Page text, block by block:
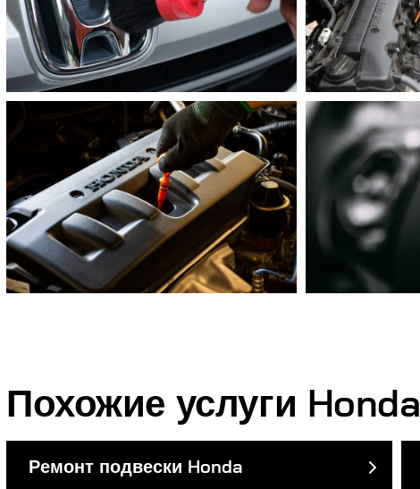
Похожие услуги Honda
Ремонт подвески Honda